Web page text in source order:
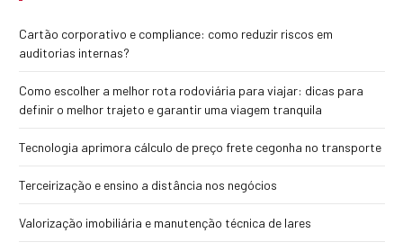
Cartão corporativo e compliance: como reduzir riscos em
auditorias internas?
Como escolher a melhor rota rodoviária para viajar: dicas para
definir o melhor trajeto e garantir uma viagem tranquila
Tecnologia aprimora cálculo de preço frete cegonha no transporte
Terceirização e ensino a distância nos negócios
Valorização imobiliária e manutenção técnica de lares